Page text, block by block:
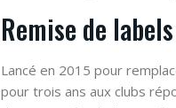
Remise de
Lancé en 2015 pour
pour trois ans aux clubs